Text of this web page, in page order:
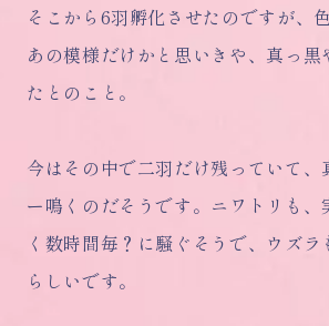
そこから6羽孵化させたのですが、
あの模様だけかと思いきや、真っ黒
たとのこと。
今はその中で二羽だけ残っていて、
ー鳴くのだそうです。ニワトリも、
く数時間毎？に騒ぐそうで、ウズ
らしいです。